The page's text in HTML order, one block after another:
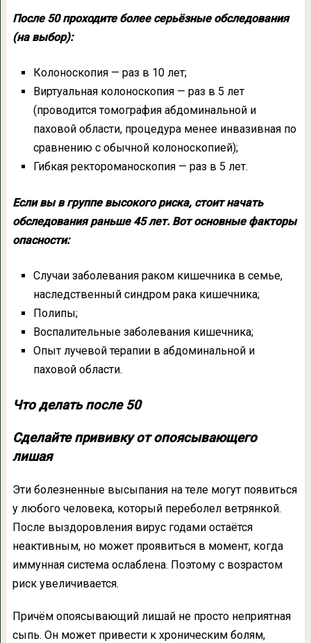
После 50 проходите более серьёзные обследования
(на выбор):
Колоноскопия — раз в 10 лет;
Виртуальная колоноскопия — раз в 5 лет
(проводится томография абдоминальной и
паховой области, процедура менее инвазивная по
сравнению с обычной колоноскопией);
Гибкая ректороманоскопия — раз в 5 лет.
Если вы в группе высокого риска, стоит начать
обследования раньше 45 лет. Вот основные факторы
опасности:
Случаи заболевания раком кишечника в семье,
наследственный синдром рака кишечника;
Полипы;
Воспалительные заболевания кишечника;
Опыт лучевой терапии в абдоминальной и
паховой области.
Что делать после 50
Сделайте прививку от опоясывающего
лишая
Эти болезненные высыпания на теле могут появиться
у любого человека, который переболел ветрянкой.
После выздоровления вирус годами остаётся
неактивным, но может проявиться в момент, когда
иммунная система ослаблена. Поэтому с возрастом
риск увеличивается.
Причём опоясывающий лишай не просто неприятная
сыпь. Он может привести к хроническим болям,